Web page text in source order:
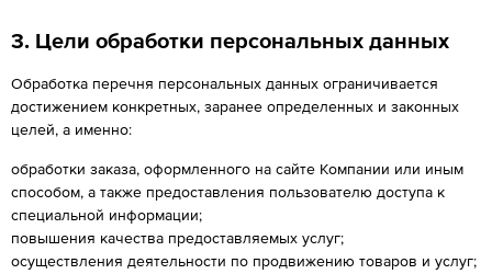
3. Цели обработки персональных данных
Обработка перечня персональных данных ограничивается
достижением конкретных, заранее определенных и законных
целей, а именно:
обработки заказа, оформленного на сайте Компании или иным
способом, а также предоставления пользователю доступа к
специальной информации;
повышения качества предоставляемых услуг;
осуществления деятельности по продвижению товаров и услуг;